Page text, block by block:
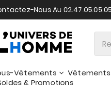
Nous Au 02.47.05.05.05
Vêtements Vêtements
& Promotions